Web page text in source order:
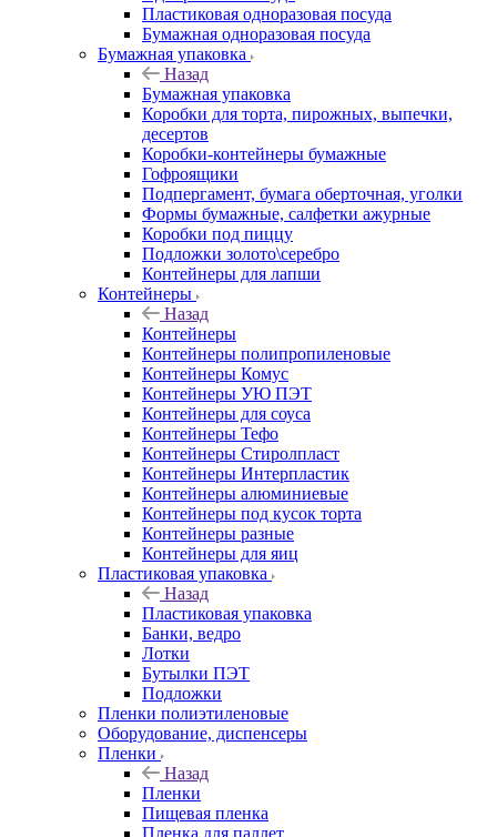
Пластиковая одноразовая посуда
Бумажная одноразовая посуда
Бумажная упаковка
Назад
Бумажная упаковка
Коробки для торта, пирожных, выпечки,
десертов
Коробки-контейнеры бумажные
Гофроящики
Подпергамент, бумага оберточная, уголки
Формы бумажные, салфетки ажурные
Коробки под пиццу
Подложки золото\серебро
Контейнеры для лапши
Контейнеры
Назад
Контейнеры
Контейнеры полипропиленовые
Контейнеры Комус
Контейнеры УЮ ПЭТ
Контейнеры для соуса
Контейнеры Тефо
Контейнеры Стиролпласт
Контейнеры Интерпластик
Контейнеры алюминиевые
Контейнеры под кусок торта
Контейнеры разные
Контейнеры для яиц
Пластиковая упаковка
Назад
Пластиковая упаковка
Банки, ведро
Лотки
Бутылки ПЭТ
Подложки
Пленки полиэтиленовые
Оборудование, диспенсеры
Пленки
Назад
Пленки
Пищевая пленка
Пленка для паллет